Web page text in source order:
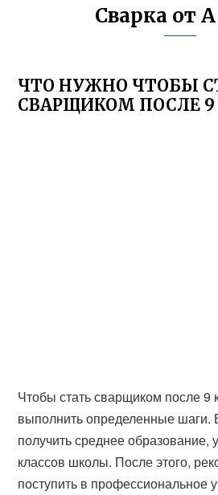
Сварка от
ЧТО НУЖНО ЧТОБЫ
СВАРЩИКОМ ПОСЛЕ 9
Чтобы стать сварщиком после 9
выполнить определенные шаги.
получить среднее образование,
классов школы. После этого,
поступить в профессиональное